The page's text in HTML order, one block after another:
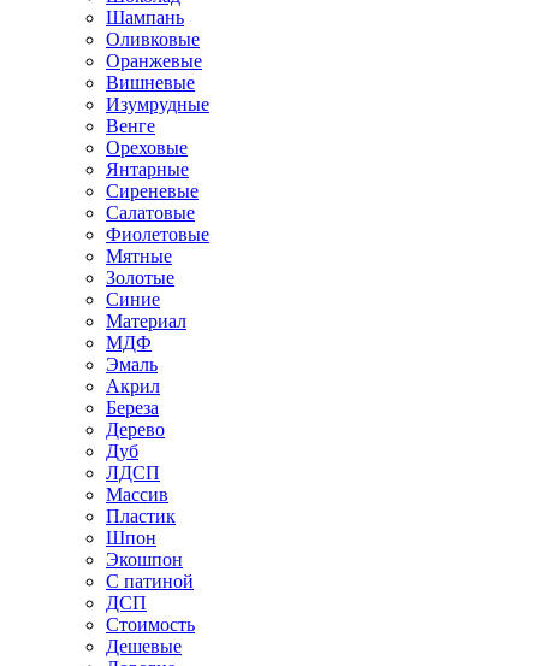
Шампань
Оливковые
Оранжевые
Вишневые
Изумрудные
Венге
Ореховые
Янтарные
Сиреневые
Салатовые
Фиолетовые
Мятные
Золотые
Синие
Материал
МДФ
Эмаль
Акрил
Береза
Дерево
Дуб
ЛДСП
Массив
Пластик
Шпон
Экошпон
С патиной
ДСП
Стоимость
Дешевые